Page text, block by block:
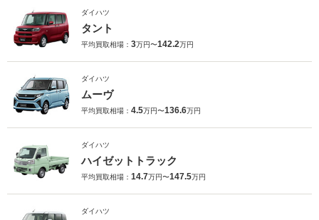
ダイハツ
タント
平均買取相場： 3万円〜142.2万円
ダイハツ
ムーヴ
平均買取相場： 4.5万円〜136.6万円
ダイハツ
ハイゼットトラック
平均買取相場： 14.7万円〜147.5万円
ダイハツ